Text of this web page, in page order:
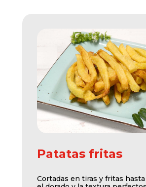
Patatas fritas
Cortadas en tiras y fritas